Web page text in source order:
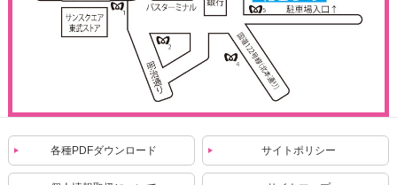
各種PDFダウンロード サイトポリシー